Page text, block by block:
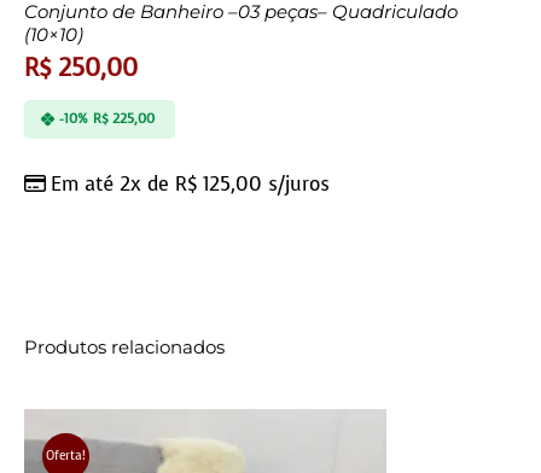
Conjunto de Banheiro –03 peças– Quadriculado
(10×10)
R$250,00
Em até 2x de R$ 125,00 s/juros
-10% R$225,00
Produtos relacionados
Oferta!